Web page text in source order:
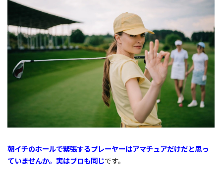
朝イチのホールで緊張するプレーヤーはアマチュアだけだと思っ
ていませんか。実はプロも同じです。